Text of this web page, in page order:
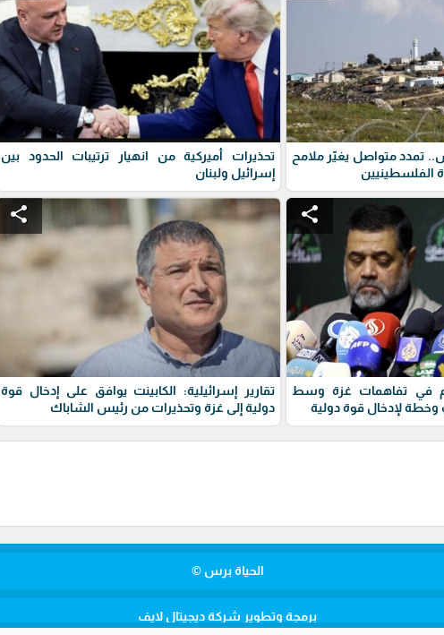
تمدد متواصل يغيّر ملامح
الفلسطينيين
تحذيرات أميركية من انهيار ترتيبات الحدود بين
إسرائيل ولبنان
share
في تفاهمات غزة وسط
لإدخال قوة دولية
share
تقارير إسرائيلية: الكابينت يوافق على إدخال قوة
دولية إلى غزة وتحذيرات من رئيس الشاباك
الحياة برس ©
برمجة وتطوير شركة ديجيتال لايف